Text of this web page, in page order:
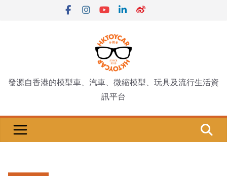
發源自香港的模型車、汽車、微縮模型、玩具及流行生活資
訊平台